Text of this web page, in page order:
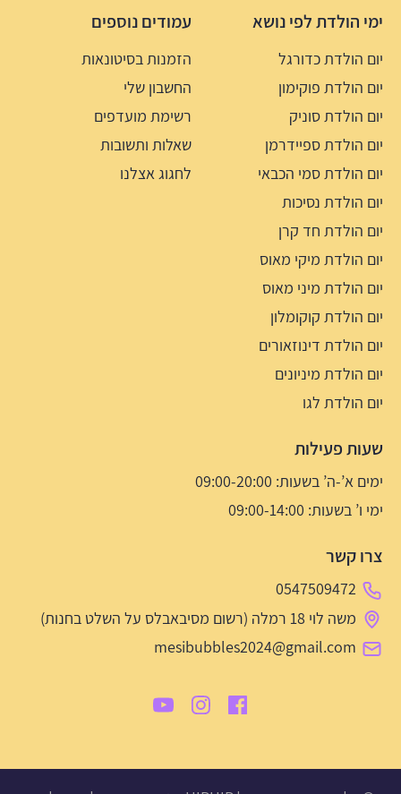
ימי הולדת לפי נושא
יום הולדת כדורגל
יום הולדת פוקימון
יום הולדת סוניק
יום הולדת ספיידרמן
יום הולדת סמי הכבאי
יום הולדת נסיכות
יום הולדת חד קרן
יום הולדת מיקי מאוס
יום הולדת מיני מאוס
יום הולדת קוקומלון
יום הולדת דינוזאורים
יום הולדת מיניונים
יום הולדת לגו
עמודים נוספים
הזמנות בסיטונאות
החשבון שלי
רשימת מועדפים
שאלות ותשובות
לחגוג אצלנו
שעות פעילות
ימים א’-ה’ בשעות: 09:00-20:00
ימי ו’ בשעות: 09:00-14:00
צרו קשר
0547509472
משה לוי 18 רמלה (רשום מסיבאבלס על השלט בחנות)
mesibubbles2024@gmail.com